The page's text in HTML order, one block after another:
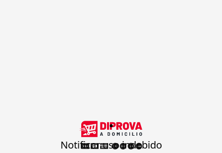
.
Notificar uso indebido